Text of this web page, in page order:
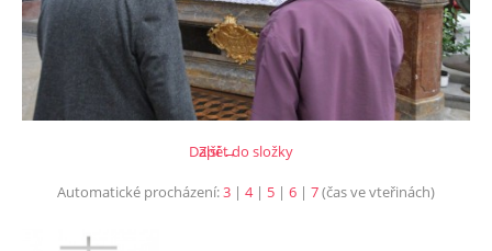
Další →
Zpět do složky
Automatické procházení:3 | 4| 5 | 6 | 7(čas ve vteřinách)